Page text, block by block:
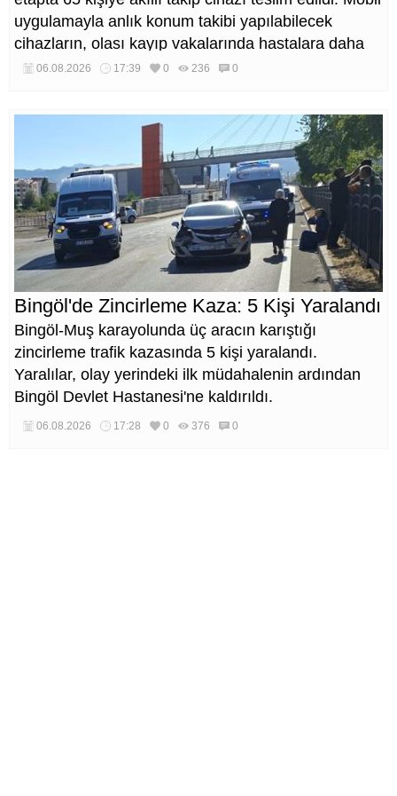
uygulamayla anlık konum takibi yapılabilecek
cihazların, olası kayıp vakalarında hastalara daha
kısa sürede ulaşılmasını sağlaması hedefleniyor.
06.08.2026 17:39 0 236 0
Bingöl'de Zincirleme Kaza: 5 Kişi Yaralandı
Bingöl-Muş karayolunda üç aracın karıştığı
zincirleme trafik kazasında 5 kişi yaralandı.
Yaralılar, olay yerindeki ilk müdahalenin ardından
Bingöl Devlet Hastanesi'ne kaldırıldı.
06.08.2026 17:28 0 376 0